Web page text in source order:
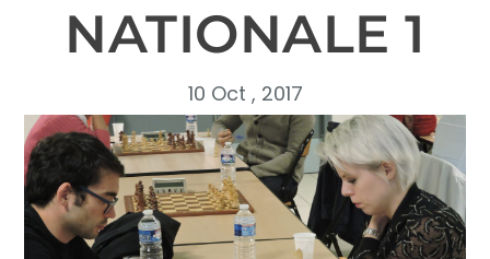
NATIONALE 1
10 Oct , 2017